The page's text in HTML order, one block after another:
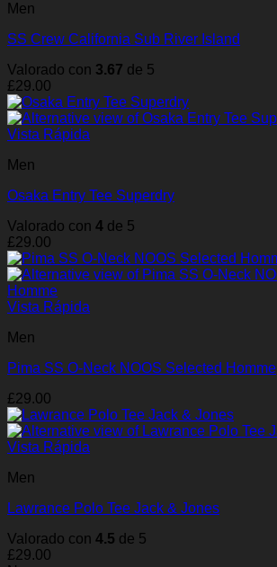
Men
SS Crew California Sub River Island
Valorado con 3.67 de 5
£29.00
Vista Rápida
Men
Osaka Entry Tee Superdry
Valorado con 4 de 5
£29.00
Vista Rápida
Men
Pima SS O-Neck NOOS Selected Homme
£29.00
Vista Rápida
Men
Lawrance Polo Tee Jack & Jones
Valorado con 4.5 de 5
£29.00